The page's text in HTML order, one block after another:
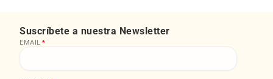
Suscríbete a nuestra Newsletter
EMAIL *